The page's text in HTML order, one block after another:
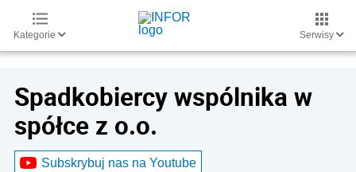
Kategorie Serwisy
Spadkobiercy wspólnika w
spółce z o.o.
Subskrybuj nas na Youtube